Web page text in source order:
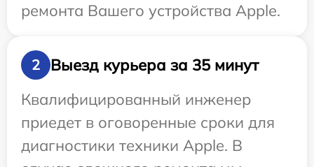
ремонта Вашего устройства Apple.
2
Выезд курьера за 35 минут
Квалифицированный инженер
приедет в оговоренные сроки для
диагностики техники Apple. В